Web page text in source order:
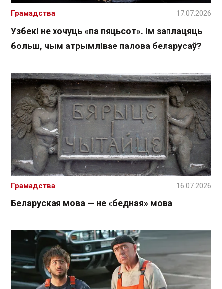
Узбекі не хочуць «па пяцьсот». Ім заплацяць
больш, чым атрымлівае палова беларусаў?
Грамадства 17.07.2026
Беларуская мова — не «бедная» мова
Грамадства 16.07.2026